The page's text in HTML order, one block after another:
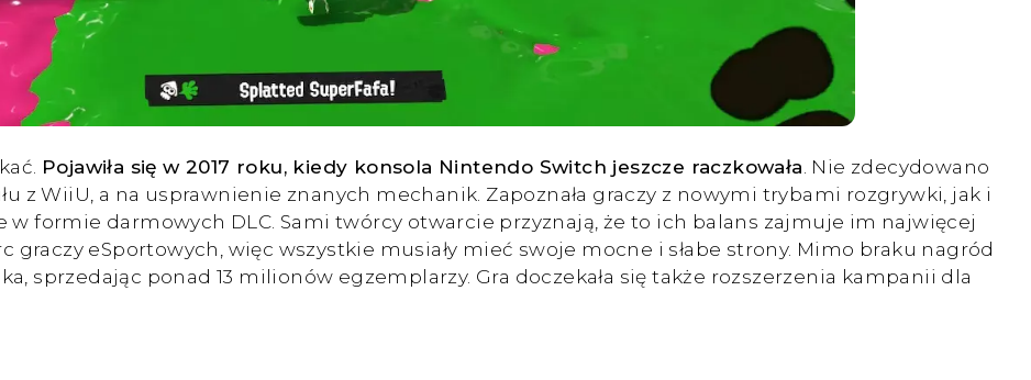
Pojawiła się w 2017 roku, kiedy konsola Nintendo Switch jeszcze raczkowała . Nie zdecydowano
z WiiU, a na usprawnienie znanych mechanik. Zapoznała graczy z nowymi trybami rozgrywki, jak i
formie darmowych DLC. Sami twórcy otwarcie przyznają, że to ich balans zajmuje im najwięcej
graczy eSportowych, więc wszystkie musiały mieć swoje mocne i słabe strony. Mimo braku nagród
sprzedając ponad 13 milionów egzemplarzy. Gra doczekała się także rozszerzenia kampanii dla